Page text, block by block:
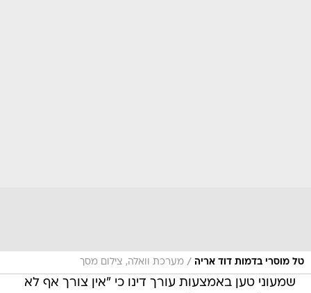
טל מוסרי בדמות דוד אריה / מערכת וואלה, צילום מסך
שמעוני טען באמצעות עורך דינו כי "אין צורך אף לא